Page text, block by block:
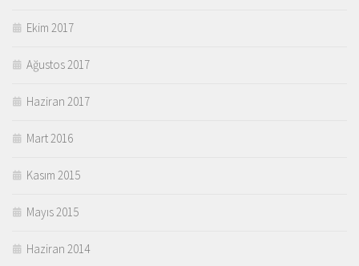
Ekim 2017
Ağustos 2017
Haziran 2017
Mart 2016
Kasım 2015
Mayıs 2015
Haziran 2014